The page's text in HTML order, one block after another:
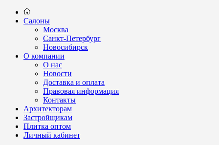
Салоны
Москва
Санкт-Петербург
Новосибирск
О компании
О нас
Новости
Доставка и оплата
Правовая информация
Контакты
Архитекторам
Застройщикам
Плитка оптом
Личный кабинет